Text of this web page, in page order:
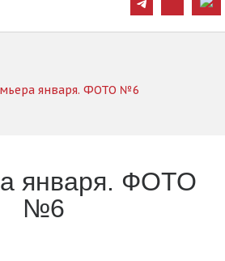
января. ФОТО №6
января. ФОТО
№6